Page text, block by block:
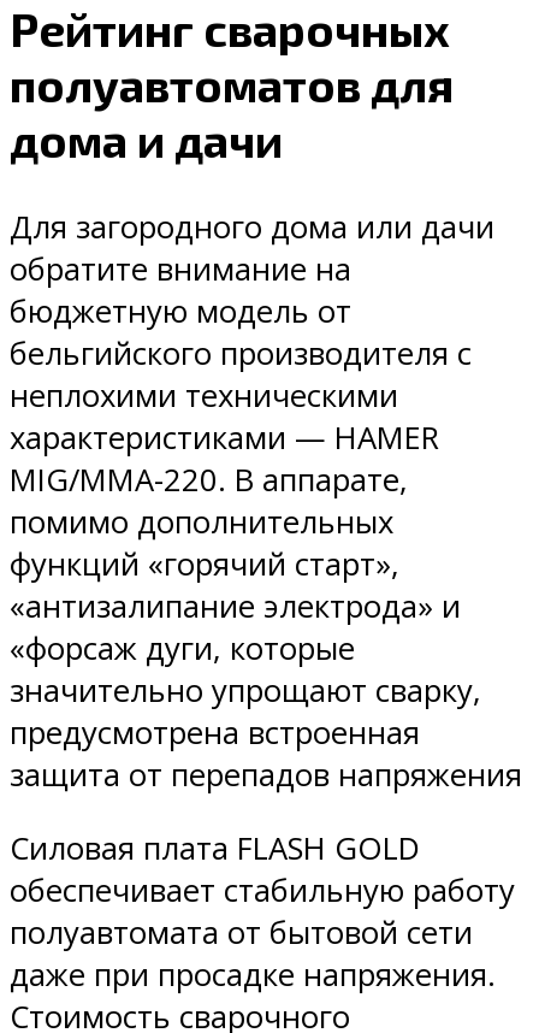
Рейтинг сварочных
полуавтоматов для
дома и дачи
Для загородного дома или дачи
обратите внимание на
бюджетную модель от
бельгийского производителя с
неплохими техническими
характеристиками — HAMER
MIG/MMA-220. В аппарате,
помимо дополнительных
функций «горячий старт»,
«антизалипание электрода» и
«форсаж дуги, которые
значительно упрощают сварку,
предусмотрена встроенная
защита от перепадов напряжения
Силовая плата FLASH GOLD
обеспечивает стабильную работу
полуавтомата от бытовой сети
даже при просадке напряжения.
Стоимость сварочного